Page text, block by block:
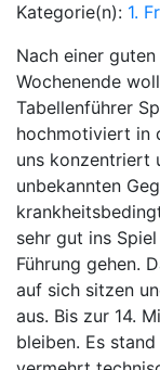
Kategorie(n): 1.
Nach einer
Wochenende
Tabellenführer
hochmotiviert in
uns konzentriert
unbekannten
sehr gut ins
Führung gehen.
auf sich sitzen
aus. Bis zur 14.
bleiben. Es